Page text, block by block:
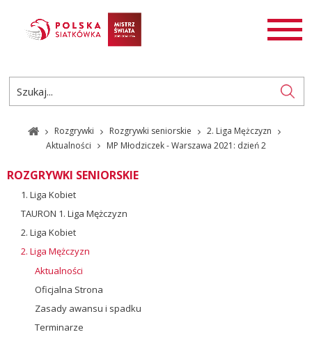
AKTUALNOŚCI
ROZGRYWKI
PL
EN
Rozgrywki Rozgrywki seniorskie
2. Liga Mężczyzn
Aktualności
MP Młodziczek - Warszawa 2021: dzień 2
ROZGRYWKI SENIORSKIE
1. Liga Kobiet
TAURON 1. Liga Mężczyzn
2. Liga Kobiet
2. Liga Mężczyzn
Aktualności
Oficjalna Strona
Zasady awansu i spadku
Terminarze